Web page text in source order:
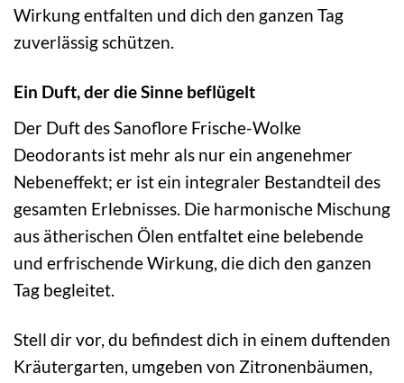
Wirkung entfalten und dich den ganzen Tag
zuverlässig schützen.
Ein Duft, der die Sinne beflügelt
Der Duft des Sanoflore Frische-Wolke
Deodorants ist mehr als nur ein angenehmer
Nebeneffekt; er ist ein integraler Bestandteil des
gesamten Erlebnisses. Die harmonische Mischung
aus ätherischen Ölen entfaltet eine belebende
und erfrischende Wirkung, die dich den ganzen
Tag begleitet.
Stell dir vor, du befindest dich in einem duftenden
Kräutergarten, umgeben von Zitronenbäumen,